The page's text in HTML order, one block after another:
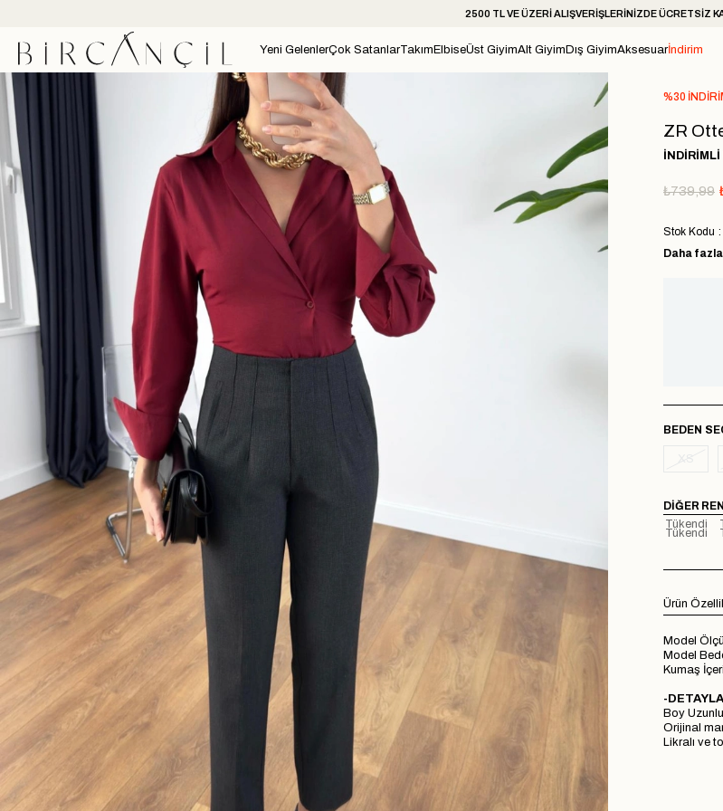
2500 TL VE ÜZERİ ALIŞVERİŞLERİNİZDE ÜCRETSİZ
Yeni GelenlerÇok SatanlarTakım ElbiseÜst GiyimAlt Giyim Dış GiyimAksesuarİndirim
%30
ZR
İNDİRİMLİ
₺739,99
Stok Kodu
Daha fazla
BEDEN
DIĞER
Tükendi
Tükendi
Ürün
Model
Model
Kumaş
-
Boy
Orijinal
Likralı ve